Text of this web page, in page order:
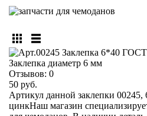
Заклепка диаметр 6 мм
Отзывов: 0
50 руб.
Артикул данной заклепки
цинкНаш магазин